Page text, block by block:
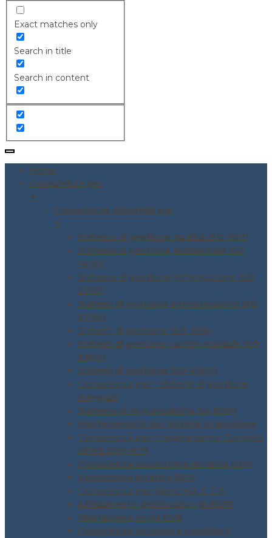
Exact matches only
Search in title
Search in content
Home
Consulenze per
▼
Consulenze Aziendali per
▼
Sistema di gestione qualità ISO 9001
Sistema di gestione ambientale ISO
14001
Sistema di gestione informazione ISO
27001
Sistemi di gestione anticorruzione ISO
37001
Sistemi di gestione ISO 3834
Sistemi di gestione rischio stradale ISO
39001
Sistemi di gestione ISO 45001
Consulenza per i Sistemi di gestione
integrati
Sistema di responsabilità SA 8000
Mantenimento dei Sistemi di gestione
Consulenza per il regolamento Europeo
GDPR 2016/679
Consulenza assunzione incarico ODV
Assunzione incarico DPO
Consulenza per piano H.A.C.C.P.
Affidamento dell’incarico di RSPP
Valutazione rischi DVR
Consulenza accesso a contributi